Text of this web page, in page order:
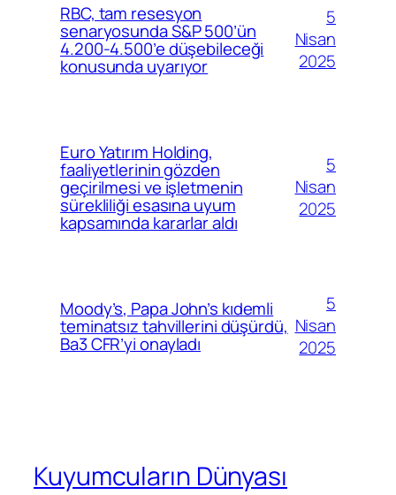
RBC, tam resesyon
senaryosunda S&P 500’ün
4.200-4.500’e düşebileceği
konusunda uyarıyor
5
Nisan
2025
Euro Yatırım Holding,
faaliyetlerinin gözden
geçirilmesi ve işletmenin
sürekliliği esasına uyum
kapsamında kararlar aldı
5
Nisan
2025
Moody’s, Papa John’s kıdemli
teminatsız tahvillerini düşürdü,
Ba3 CFR’yi onayladı
5
Nisan
2025
Kuyumcuların Dünyası